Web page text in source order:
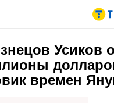
времен